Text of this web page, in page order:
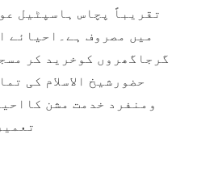
تقریباً پچاس ہاسپٹیل
میں مصروف ہے۔احیائے
گرجاگھروں کوخرید کر
حضورشیخ الاسلام کی
ومنفرد خدمت مشن